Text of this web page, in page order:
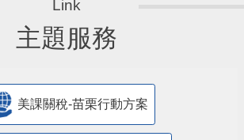
主題服務
美課關稅-苗栗行動方案